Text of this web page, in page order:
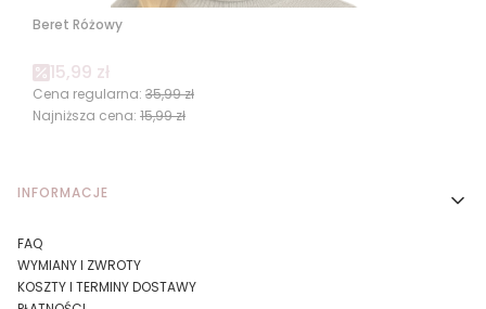
Beret Różowy
Cena promocyjna
15,99 zł
Cena regularna: 35,99 zł
Najniższa cena: 15,99 zł
Linki w stopce
INFORMACJE
FAQ
WYMIANY I ZWROTY
KOSZTY I TERMINY DOSTAWY